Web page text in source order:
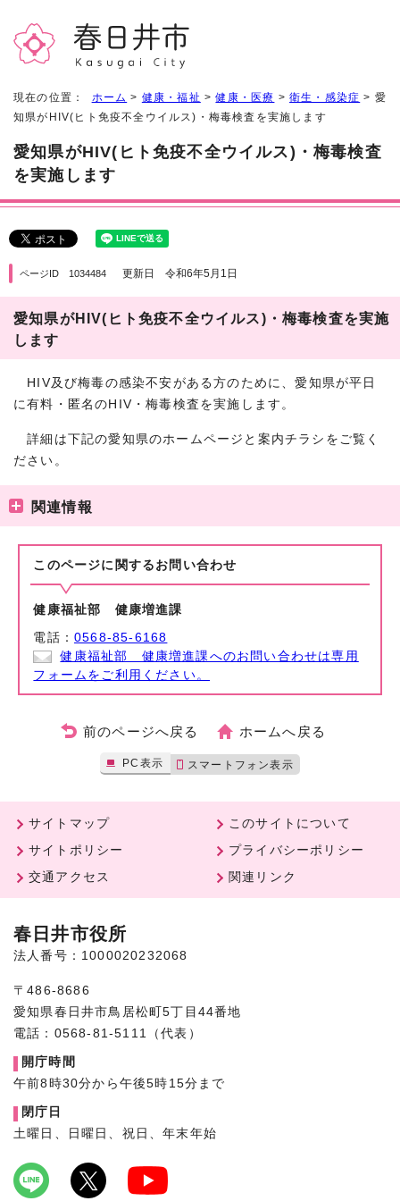
現在の位置： ホーム > 健康・福祉 >健康・医療 >衛生・感染症 > 愛
知県がHIV(ヒト免疫不全ウイルス)・梅毒検査を実施します
愛知県がHIV(ヒト免疫不全ウイルス)・梅毒検査
を実施します
ページID 1034484 更新日 令和6年5月1日
愛知県がHIV(ヒト免疫不全ウイルス)・梅毒検査を実施
します
HIV及び梅毒の感染不安がある方のために、愛知県が平日
に有料・匿名のHIV・梅毒検査を実施します。
詳細は下記の愛知県のホームページと案内チラシをご覧く
ださい。
関連情報
このページに関する お問い合わせ
健康福祉部 健康増進課
電話：0568-85-6168
健康福祉部 健康増進課へのお問い合わせは専用
フォームをご利用ください。
前のページへ戻る ホームへ戻る
PC表示 スマートフォン表示
サイトマップ
このサイトについて
サイトポリシー
プライバシーポリシー
交通アクセス
関連リンク
春日井市役所
法人番号：1000020232068
〒486-8686
愛知県春日井市鳥居松町5丁目44番地
電話：0568-81-5111（代表）
開庁時間
午前8時30分から午後5時15分まで
閉庁日
土曜日、日曜日、祝日、年末年始